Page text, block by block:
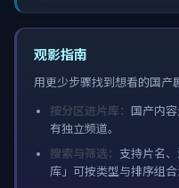
观影指南
用更少步骤找到想看的国产
按分区进片库： 国产内
有独立频道。
搜索与筛选： 支持片名
库」可按类型与排序组合